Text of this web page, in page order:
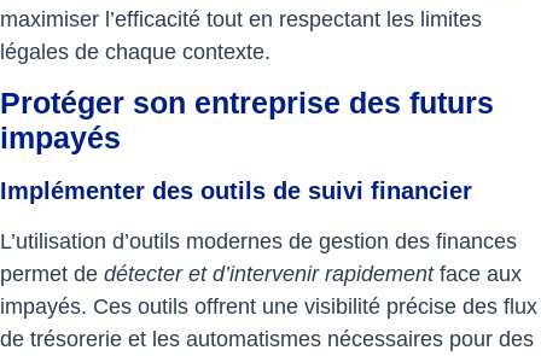
maximiser l’efficacité tout en respectant les limites
légales de chaque contexte.
Protéger son entreprise des futurs
impayés
Implémenter des outils de suivi financier
L’utilisation d’outils modernes de gestion des finances
permet de détecter et d’intervenir rapidementface aux
impayés. Ces outils offrent une visibilité précise des flux
de trésorerie et les automatismes nécessaires pour des